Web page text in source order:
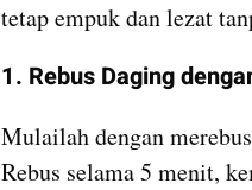
tetap empuk dan lezat
1. Rebus Daging
Mulailah dengan
Rebus selama 5 menit,